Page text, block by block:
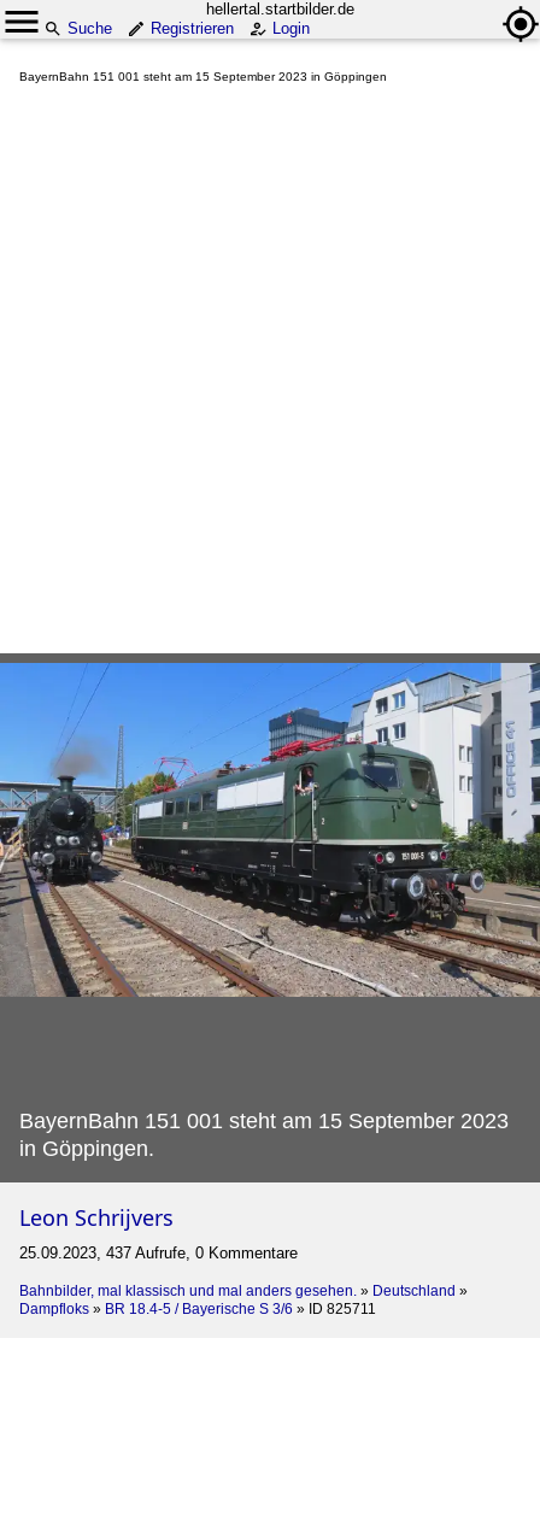
hellertal.startbilder.de
Suche
Registrieren Login
BayernBahn 151 001 steht am 15 September 2023 in Göppingen
BayernBahn 151 001 steht am 15 September 2023
in Göppingen.
Leon Schrijvers
25.09.2023, 437 Aufrufe, 0 Kommentare
Bahnbilder, mal klassisch und mal anders gesehen. » Deutschland »
Dampfloks » BR 18.4-5 / Bayerische S 3/6 » ID 825711